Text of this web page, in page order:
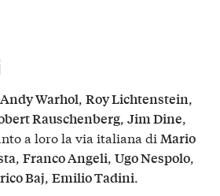
Andy Warhol, Roy Lichtenstein,
Rauschenberg, Jim Dine,
a loro la via italiana di Mario
, Franco Angeli, Ugo Nespolo,
Baj, Emilio Tadini.